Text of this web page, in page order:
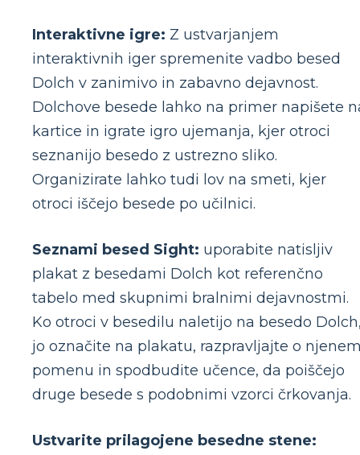
Interaktivne igre: Z ustvarjanjem
interaktivnih iger spremenite vadbo besed
Dolch v zanimivo in zabavno dejavnost.
Dolchove besede lahko na primer napišete
kartice in igrate igro ujemanja, kjer otroci
seznanijo besedo z ustrezno sliko.
Organizirate lahko tudi lov na smeti, kjer
otroci iščejo besede po učilnici.
Seznami besed Sight: uporabite natisljiv
plakat z besedami Dolch kot referenčno
tabelo med skupnimi bralnimi dejavnostmi.
Ko otroci v besedilu naletijo na besedo
jo označite na plakatu, razpravljajte o
pomenu in spodbudite učence, da poiščejo
druge besede s podobnimi vzorci črkovanja.
Ustvarite prilagojene besedne stene: